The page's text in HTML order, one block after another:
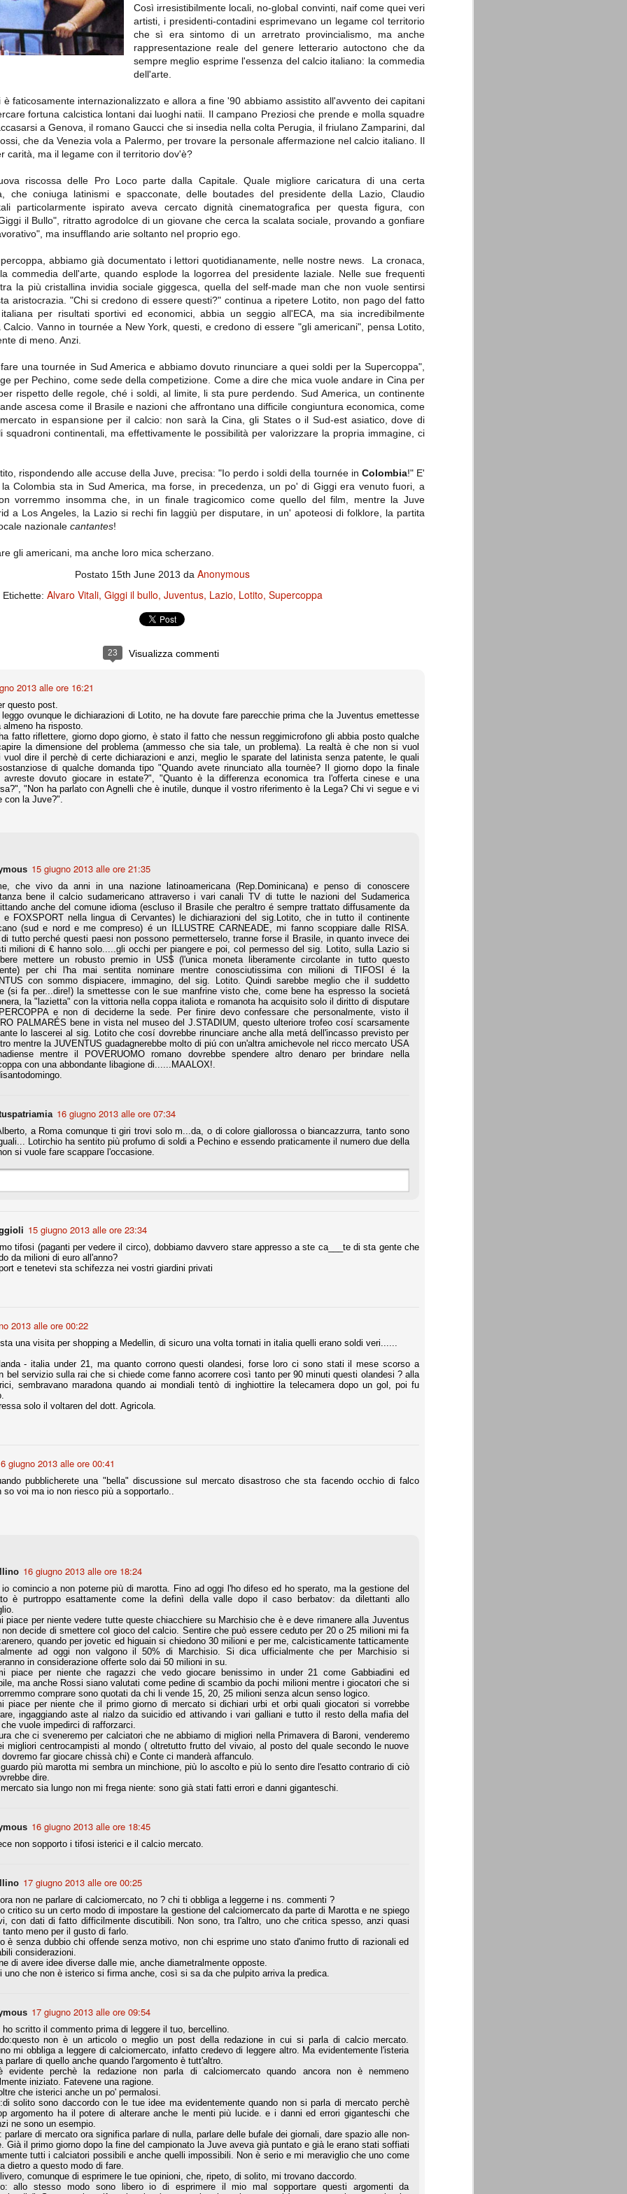
Così irresistibilmente locali, no-global convinti, naif come quei veri
artisti, i presidenti-contadini esprimevano un legame col territorio
che sì era sintomo di un arretrato provincialismo, ma anche
rappresentazione reale del genere letterario autoctono che da
sempre meglio esprime l'essenza del calcio italiano: la commedia
dell'arte.
è faticosamente internazionalizzato e allora a fine '90 abbiamo assistito all'avvento dei capitani
fortuna calcistica lontani dai luoghi natii. Il campano Preziosi che prende e molla squadre
a Genova, il romano Gaucci che si insedia nella colta Perugia, il friulano Zamparini, dal
che da Venezia vola a Palermo, per trovare la personale affermazione nel calcio italiano. Il
carità, ma il legame con il territorio dov'è?
riscossa delle Pro Loco parte dalla Capitale. Quale migliore caricatura di una certa
che coniuga latinismi e spacconate, delle boutades del presidente della Lazio, Claudio
particolarmente ispirato aveva cercato dignità cinematografica per questa figura, con
il Bullo", ritratto agrodolce di un giovane che cerca la scalata sociale, provando a gonfiare
ma insufflando arie soltanto nel proprio ego.
abbiamo già documentato i lettori quotidianamente, nelle nostre news. La cronaca,
commedia dell'arte, quando esplode la logorrea del presidente laziale. Nelle sue frequenti
la più cristallina invidia sociale giggesca, quella del self-made man che non vuole sentirsi
aristocrazia. "Chi si credono di essere questi?" continua a ripetere Lotito, non pago del fatto
per risultati sportivi ed economici, abbia un seggio all'ECA, ma sia incredibilmente
Vanno in tournée a New York, questi, e credono di essere "gli americani", pensa Lotito,
di meno. Anzi.
una tournée in Sud America e abbiamo dovuto rinunciare a quei soldi per la Supercoppa",
per Pechino, come sede della competizione. Come a dire che mica vuole andare in Cina per
rispetto delle regole, ché i soldi, al limite, li sta pure perdendo. Sud America, un continente
ascesa come il Brasile e nazioni che affrontano una difficile congiuntura economica, come
in espansione per il calcio: non sarà la Cina, gli States o il Sud-est asiatico, dove di
squadroni continentali, ma effettivamente le possibilità per valorizzare la propria immagine, ci
rispondendo alle accuse della Juve, precisa: "Io perdo i soldi della tournée in Colombia!" E'
Colombia sta in Sud America, ma forse, in precedenza, un po' di Giggi era venuto fuori, a
vorremmo insomma che, in un finale tragicomico come quello del film, mentre la Juve
a Los Angeles, la Lazio si rechi fin laggiù per disputare, in un' apoteosi di folklore, la partita
nazionale cantantes!
gli americani, ma anche loro mica scherzano.
Postato 15th June 2013 da Anonymous
Etichette: Alvaro Vitali Giggi il bullo Juventus Lazio Lotito Supercoppa
23 Visualizza commenti
2013 alle ore 16:21
questo post.
leggo ovunque le dichiarazioni di Lotito, ne ha dovute fare parecchie prima che la Juventus emettesse
ha risposto.
fatto riflettere, giorno dopo giorno, è stato il fatto che nessun reggimicrofono gli abbia posto qualche
la dimensione del problema (ammesso che sia tale, un problema). La realtà è che non si vuol
vuol dire il perchè di certe dichiarazioni e anzi, meglio le sparate del latinista senza patente, le quali
di qualche domanda tipo "Quando avete rinunciato alla tournèe? Il giorno dopo la finale
avreste dovuto giocare in estate?", "Quanto è la differenza economica tra l'offerta cinese e una
"Non ha parlato con Agnelli che è inutile, dunque il vostro riferimento è la Lega? Chi vi segue e vi
con la Juve?".
15 giugno 2013 alle ore 21:35
che vivo da anni in una nazione latinoamericana (Rep.Dominicana) e penso di conoscere
bene il calcio sudamericano attraverso i vari canali TV di tutte le nazioni del Sudamerica
anche del comune idioma (escluso il Brasile che peraltro é sempre trattato diffusamente da
e FOXSPORT nella lingua di Cervantes) le dichiarazioni del sig.Lotito, che in tutto il continente
(sud e nord e me compreso) é un ILLUSTRE CARNEADE, mi fanno scoppiare dalle RISA.
di tutto perché questi paesi non possono permetterselo, tranne forse il Brasile, in quanto invece dei
milioni di € hanno solo.....gli occhi per piangere e poi, col permesso del sig. Lotito, sulla Lazio si
mettere un robusto premio in US$ (l'unica moneta liberamente circolante in tutto questo
per chi l'ha mai sentita nominare mentre conosciutissima con milioni di TIFOSI é la
con sommo dispiacere, immagino, del sig. Lotito. Quindi sarebbe meglio che il suddetto
(si fa per...dire!) la smettesse con le sue manfrine visto che, come bene ha espresso la societá
la "lazietta" con la vittoria nella coppa italiota e romanota ha acquisito solo il diritto di disputare
e non di deciderne la sede. Per finire devo confessare che personalmente, visto il
PALMARÉS bene in vista nel museo del J.STADIUM, questo ulteriore trofeo cosí scarsamente
lo lascerei al sig. Lotito che cosí dovrebbe rinunciare anche alla metá dell'incasso previsto per
mentre la JUVENTUS guadagnerebbe molto di piú con un'altra amichevole nel ricco mercato USA
mentre il POVERUOMO romano dovrebbe spendere altro denaro per brindare nella
con una abbondante libagione di......MAALOX!.
16 giugno 2013 alle ore 07:34
a Roma comunque ti giri trovi solo m...da, o di colore giallorossa o biancazzurra, tanto sono
Lotirchio ha sentito più profumo di soldi a Pechino e essendo praticamente il numero due della
si vuole fare scappare l'occasione.
15 giugno 2013 alle ore 23:34
tifosi (paganti per vedere il circo), dobbiamo davvero stare appresso a ste ca___te di sta gente che
da milioni di euro all'anno?
e tenetevi sta schifezza nei vostri giardini privati
2013 alle ore 00:22
una visita per shopping a Medellin, di sicuro una volta tornati in italia quelli erano soldi veri......
- italia under 21, ma quanto corrono questi olandesi, forse loro ci sono stati il mese scorso a
bel servizio sulla rai che si chiede come fanno acorrere così tanto per 90 minuti questi olandesi ? alla
sembravano maradona quando ai mondiali tentò di inghiottire la telecamera dopo un gol, poi fu
solo il voltaren del dott. Agricola.
giugno 2013 alle ore 00:41
pubblicherete una "bella" discussione sul mercato disastroso che sta facendo occhio di falco
so voi ma io non riesco più a sopportarlo..
16 giugno 2013 alle ore 18:24
io comincio a non poterne più di marotta. Fino ad oggi l'ho difeso ed ho sperato, ma la gestione del
è purtroppo esattamente come la definì della valle dopo il caso berbatov: da dilettanti allo
piace per niente vedere tutte queste chiacchiere su Marchisio che è e deve rimanere alla Juventus
non decide di smettere col gioco del calcio. Sentire che può essere ceduto per 20 o 25 milioni mi fa
quando per jovetic ed higuain si chiedono 30 milioni e per me, calcisticamente tatticamente
ad oggi non valgono il 50% di Marchisio. Si dica ufficialmente che per Marchisio si
in considerazione offerte solo dai 50 milioni in su.
piace per niente che ragazzi che vedo giocare benissimo in under 21 come Gabbiadini ed
ma anche Rossi siano valutati come pedine di scambio da pochi milioni mentre i giocatori che si
comprare sono quotati da chi li vende 15, 20, 25 milioni senza alcun senso logico.
piace per niente che il primo giorno di mercato si dichiari urbi et orbi quali giocatori si vorrebbe
ingaggiando aste al rialzo da suicidio ed attivando i vari galliani e tutto il resto della mafia del
vuole impedirci di rafforzarci.
che ci sveneremo per calciatori che ne abbiamo di migliori nella Primavera di Baroni, venderemo
migliori centrocampisti al mondo ( oltretutto frutto del vivaio, al posto del quale secondo le nuove
dovremo far giocare chissà chi) e Conte ci manderà affanculo.
più marotta mi sembra un minchione, più lo ascolto e più lo sento dire l'esatto contrario di ciò
dire.
sia lungo non mi frega niente: sono già stati fatti errori e danni giganteschi.
16 giugno 2013 alle ore 18:45
non sopporto i tifosi isterici e il calcio mercato.
17 giugno 2013 alle ore 00:25
non ne parlare di calciomercato, no ? chi ti obbliga a leggerne i ns. commenti ?
critico su un certo modo di impostare la gestione del calciomercato da parte di Marotta e ne spiego
con dati di fatto difficilmente discutibili. Non sono, tra l'altro, uno che critica spesso, anzi quasi
meno per il gusto di farlo.
è senza dubbio chi offende senza motivo, non chi esprime uno stato d'animo frutto di razionali ed
considerazioni.
di avere idee diverse dalle mie, anche diametralmente opposte.
uno che non è isterico si firma anche, così si sa da che pulpito arriva la predica.
17 giugno 2013 alle ore 09:54
ho scritto il commento prima di leggere il tuo, bercellino.
non è un articolo o meglio un post della redazione in cui si parla di calcio mercato.
mi obbliga a leggere di calciomercato, infatto credevo di leggere altro. Ma evidentemente l'isteria
parlare di quello anche quando l'argomento è tutt'altro.
evidente perchè la redazione non parla di calciomercato quando ancora non è nemmeno
iniziato. Fatevene una ragione.
che isterici anche un po' permalosi.
solito sono daccordo con le tue idee ma evidentemente quando non si parla di mercato perchè
argomento ha il potere di alterare anche le menti più lucide. e i danni ed errori giganteschi che
ne sono un esempio.
parlare di mercato ora significa parlare di nulla, parlare delle bufale dei giornali, dare spazio alle non-
Già il primo giorno dopo la fine del campionato la Juve aveva già puntato e già le erano stati soffiati
tutti i calciatori possibili e anche quelli impossibili. Non è serio e mi meraviglio che uno come
dietro a questo modo di fare.
comunque di esprimere le tue opinioni, che, ripeto, di solito, mi trovano daccordo.
allo stesso modo sono libero io di esprimere il mio mal sopportare questi argomenti da
qualificazione e mettendosi alle
spalle le brutte prestazioni del
campionato. Dopo un primo tempo
di sofferenza gli uomini di Allegri
hanno saputo reagire al gol
segnato dagli inglesi e a portare a
Nonostante il gol fortunoso del
Chievo, la sensazione netta è che
la matassa sia molto, molto lunga
e difficile da sbrogliare.
SEP
11
La sentenza di
Cassazione su Moggi
Dal sito della Corte di
Cassazione:
giurisdizione ordinaria; tra le
principali funzioni che le sono
attribuite dalla legge fondamentale
sull'ordinamento giudiziario del 30
gennaio 1941 n. 12 (art. 65) vi è
del diritto oggettivo nazionale, il
rispetto dei limiti delle diverse
giurisdizioni".
operazioni di calciomercato, oltre che sulle liste Uefa e serie A (e
già pubblicato un pezzo dedicato pochi giorni fa. Ricordiamo che
giocatori arrivati.
all'Olimpico. Una squadra che per i primi 75 minuti non ha
solo a 10 minuti dalla fine, dopo essere rimasta in 10 uomini.
regalato un'urna non facile alle italiane, specialmente alla Juventus,
forse più avvincente:
Donetsk (Ucr), Malmoe (Sve)
Utd (Ing), Cska Mosca (Rus), Wolfsburg (Ger).
Galatasaray (Tur), Astana (Kaz).
di sfortuna. Partita sbagliata come impostazione, a cominciare
la gestione della stessa. Può succedere. Oggi anche Allegri ha
abbia capito. Quindi, niente drammi e vediamo di imparare in
falso, o c'è qualcosa di più?
che ognuno tiri l'acqua al suo mulino e difenda strenuamente il
o dell'assenza di prove. Ci interessa invece altro.
Teramo, l'ingiustizia sportiva
Nei giorni scorsi abbiamo ricevuto alcuni messaggi di amici
teramani, che ci chiedevano spazio per la loro vicenda, al limite
Ce ne occupiamo volentieri.
le incongruenze emerse negli scorsi anni nello scandalo del
con le assurde accuse a Pepe e Bonucci, e la
situazione di Conte, oltre ai tanti altri tirati in ballo solo da
di terze parti (senza riscontri oggettivi), ora si punta il dito
il Teramo.
ha conseguito il suo ottavo successo nelle 19 competizioni
e tre secondi posti in 19 competizioni: risultati impressionanti, da
negli ultimi 13 mesi, sono stati ottenuti (in 5 competizioni) 3
- Lazio 2-0
italiana, diventando così la squadra più titolata in Italia in
il Milan (a meno di classifiche e tabelle "galliane"), fermo a quota 6.
i bianconeri a trovare una certa unità dopo le prime deludenti
non è una barzelletta. O forse sì, fate voi, ma non fa ridere. Ci
non è una storiaccia legata alla ex Jugoslavia. Dicevamo che ci sono
età (29 anni), e sono fisicamente simili, entrambi grandi e grossi.
europee, e tutti e due sono appena arrivati a giocare in Italia. Il
finora sono le motivazioni del giudizio di Cassazione relativo a
e quindi non le commenteremo, le considerazioni (di parte)
dalla maggior parte dei media (chissà perché...), come fossero
quello che è: un allenamento in vista della stagione, una ghiotta
A
di ammortamento + ingaggio lordo annuo. La somma della potenza
il 70 % del fatturato al netto delle plusvalenze (vedi regole del
fatturato 2014/15, che dovrebbe comunque essere intorno ai 320
16, esercizio appena iniziato.
si valuta alla fine, a inizio settembre. Fermo restando che poi
sono già arrivati Rugani, Dybala, Khedira, Mandzukic, Neto, Zaza.
fare meglio di noi tifosi.
uno fra i maggiori talenti del calcio italiano della sua generazione,
bravo nell'anticipo, bravo in marcatura, bravo nello scegliere il tempo
bravo nell'avanzare palla al piede, bravo nei colpi di testa. Bravo.
Juventus era fare mercato e farlo subito, anche al fine di
annunciate di Tevez e Pirlo, svecchiando al contempo una rosa
di Rugani, Dybala e Zaza, il gentleman agreement con il
sono tutte mosse che puntano a ringiovanire la rosa affidandosi a
per la Juventus l'epoca degli accordi di compartecipazione
la data finale, data nella quale quella forma contrattuale (con
accordo) dovrà scomparire dal calcio italiano.
gli accordi di compartecipazione ancora in essere.
del Sassuolo, così come Berardi (ora al 100%). Se uno dei due
atto di quanto costerà. Di certo, quei due giocatori, insieme a
parecchio. Non sul piano sportivo, ma su quello finanziario. E non
Comproprietà - Capitolo finale
Finita un'altra stagione di trionfi, è tempo ora per la Juve di
mettersi tutto alle spalle e di organizzare il mercato per la
stagione.
anni fa il calcio italiano ha deciso di adeguarsi al resto d’Europa e
poi decidere di concedere una proroga fino a giugno 2015.
orgogliosi di un gruppo (società, dirigenti, staff tecnico, squadra)
Una squadra che ha saputo cambiare guida tecnica, staff,
di gioco, interpreti, mentalità in campo... riproponendosi sempre e
15:
ai rigori).